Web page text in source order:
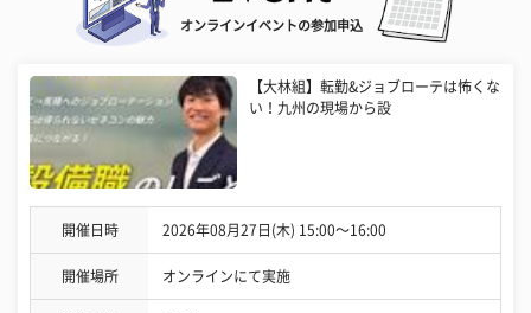
オンラインイベントの参加申込
【大林組】転勤&ジョブローテは怖くな
い！九州の現場から設
開催日時 2026年08月27日(木) 15:00〜16:00
開催場所 オンラインにて実施